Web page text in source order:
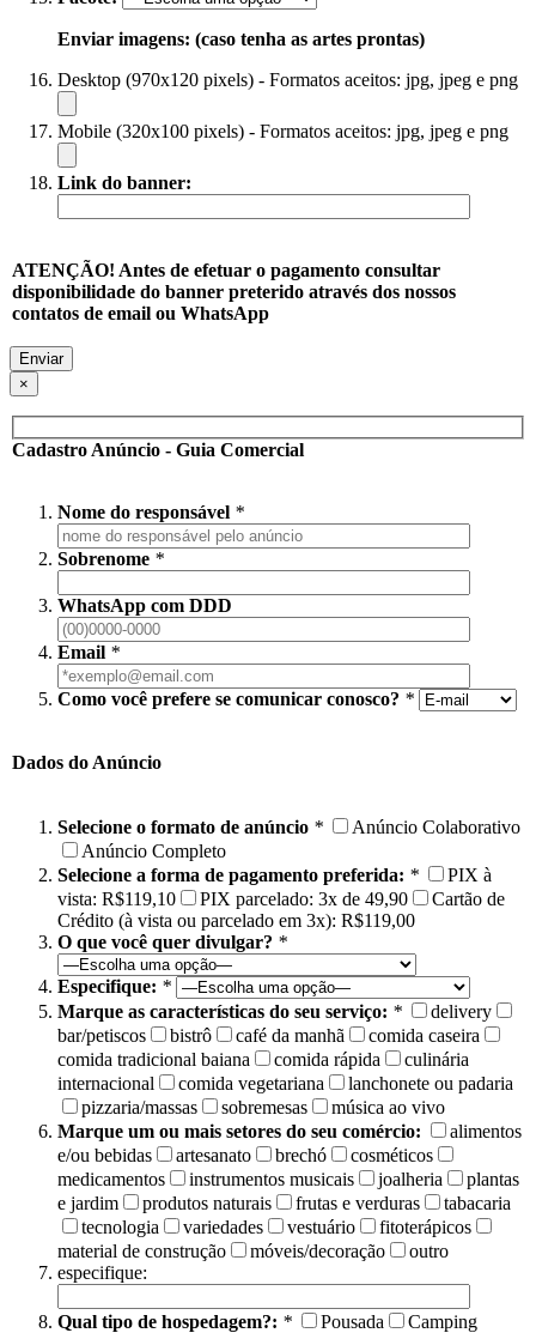
Enviar imagens: (caso tenha as artes prontas)
Desktop (970x120 pixels) - Formatos aceitos: jpg, jpeg e png
Mobile (320x100 pixels) - Formatos aceitos: jpg, jpeg e png
Link do banner:
ATENÇÃO! Antes de efetuar o pagamento consultar
disponibilidade do banner preterido através dos nossos
contatos de email ou WhatsApp
×
Cadastro Anúncio - Guia Comercial
Nome do responsável *
Sobrenome *
WhatsApp com DDD
Email *
Como você prefere se comunicar conosco? *
Dados do Anúncio
Selecione o formato de anúncio *
Anúncio Colaborativo
Anúncio Completo
Selecione a forma de pagamento preferida: *
PIX à
vista: R$119,10
PIX parcelado: 3x de 49,90
Cartão de
Crédito (à vista ou parcelado em 3x): R$119,00
O que você quer divulgar? *
Especifique: *
Marque as características do seu serviço: *
delivery
bar/petiscos
bistrô café da manhã
comida caseira
comida tradicional baiana
comida rápida
culinária
internacional
comida vegetariana
lanchonete ou padaria
pizzaria/massas
sobremesas
música ao vivo
Marque um ou mais setores do seu comércio:
alimentos
e/ou bebidas
artesanato brechó
cosméticos
medicamentos
instrumentos musicais joalheria
plantas
e jardim
produtos naturais frutas e verduras
tabacaria
tecnologia
variedades vestuário
fitoterápicos
material de construção
móveis/decoração
outro
especifique:
Qual tipo de hospedagem?: * Pousada
Camping